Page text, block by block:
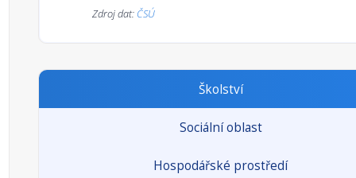
Zdroj dat: ČSÚ
Školství
Sociální oblast
Hospodářské prostředí